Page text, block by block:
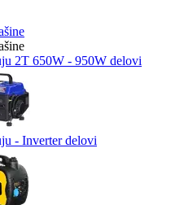
2T 650W - 950W delovi
- Inverter delovi